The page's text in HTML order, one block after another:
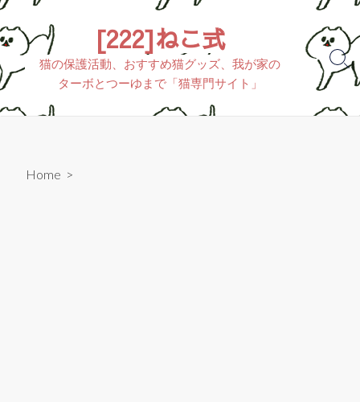
[222]ねこ式
猫の保護活動、おすすめ猫グッズ、我が家の
ターボとつーゆまで「猫専門サイト」
Home >